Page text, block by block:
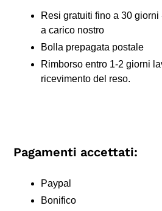
Resi gratuiti fino a 30
a carico nostro
Bolla prepagata postale
Rimborso entro 1-2 giorni
ricevimento del reso.
Pagamenti accettati:
Paypal
Bonifico